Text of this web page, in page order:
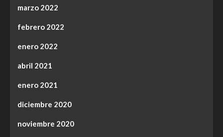
marzo 2022
febrero 2022
enero 2022
abril 2021
enero 2021
diciembre 2020
noviembre 2020